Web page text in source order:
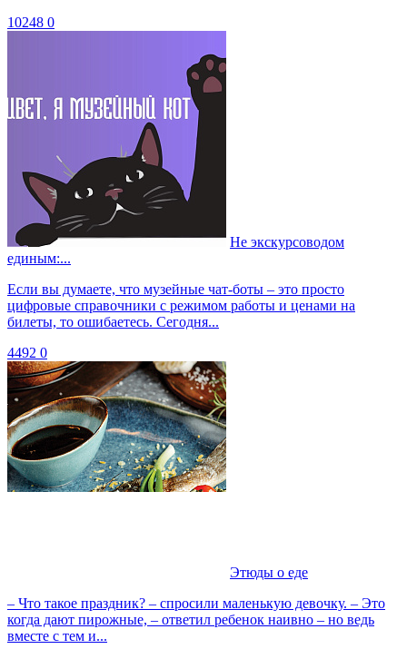
10248 0
Не экскурсоводом
единым:...
Если вы думаете, что музейные чат-боты – это просто
цифровые справочники с режимом работы и ценами на
билеты, то ошибаетесь. Сегодня...
4492 0
Этюды о еде
– Что такое праздник? – спросили маленькую девочку. – Это
когда дают пирожные, – ответил ребенок наивно – но ведь
вместе с тем и...